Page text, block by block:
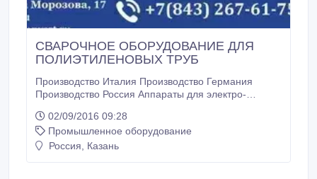
СВАРОЧНОЕ ОБОРУДОВАНИЕ ДЛЯ
ПОЛИЭТИЛЕНОВЫХ ТРУБ
Производство Италия Производство Германия
Производство Россия Аппараты для электро-
02/09/2016 09:28
Промышленное оборудование
Россия, Казань